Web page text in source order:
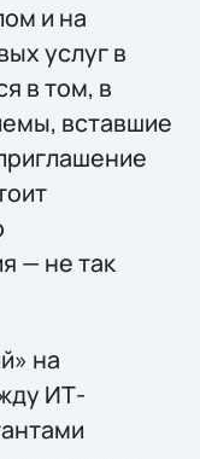
и на
услуг в
в том, в
вставшие
— не так
на
ИТ-